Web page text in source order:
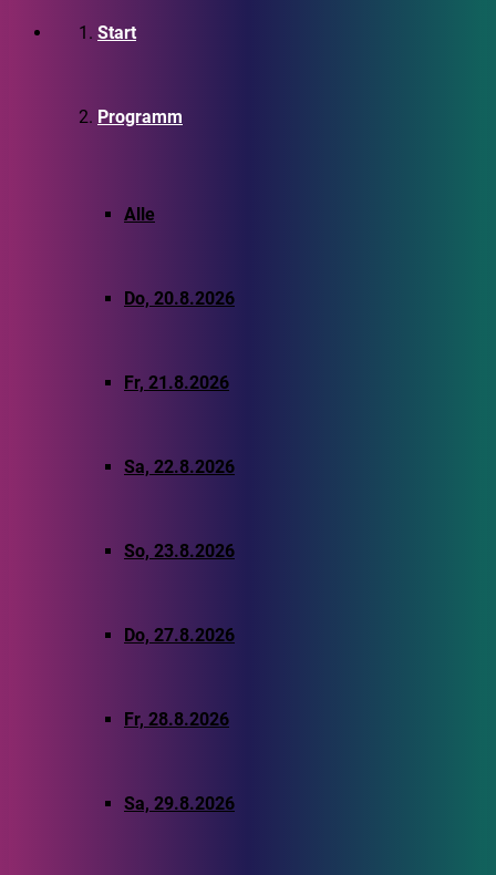
Start
Programm
Alle
Do, 20.8.2026
Fr, 21.8.2026
Sa, 22.8.2026
So, 23.8.2026
Do, 27.8.2026
Fr, 28.8.2026
Sa, 29.8.2026